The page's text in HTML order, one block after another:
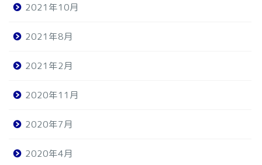
2021年10月
2021年8月
2021年2月
2020年11月
2020年7月
2020年4月